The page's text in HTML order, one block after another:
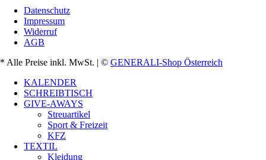
Datenschutz
Impressum
Widerruf
AGB
* Alle Preise inkl. MwSt. | © GENERALI-Shop Österreich
KALENDER
SCHREIBTISCH
GIVE-AWAYS
Streuartikel
Sport & Freizeit
KFZ
TEXTIL
Kleidung